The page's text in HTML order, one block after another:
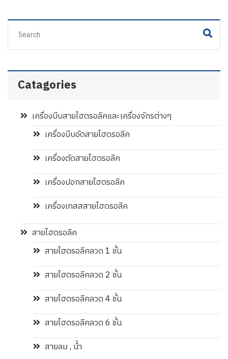
Catagories
เครื่องบีบสายไฮดรอลิคและเครื่องจักรต่างๆ
เครื่องบีบอัดสายไฮดรอลิค
เครื่องตัดสายไฮดรอลิค
เครื่องปอกสายไฮดรอลิค
เครื่องเทสสสายไฮดรอลิค
สายไฮดรอลิค
สายไฮดรอลิคลวด 1 ชั้น
สายไฮดรอลิคลวด 2 ชั้น
สายไฮดรอลิคลวด 4 ชั้น
สายไฮดรอลิคลวด 6 ชั้น
สายลม , น้ำ